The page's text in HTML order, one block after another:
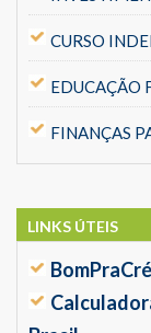
CURSO
EDUCAÇÃO
FINANÇAS
LINKS ÚTEIS